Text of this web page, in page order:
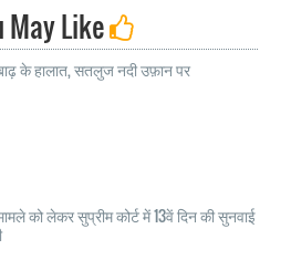
May Like
के हालात, सतलुज नदी उफ़ान पर
को लेकर सुप्रीम कोर्ट में 13वें दिन की सुनवाई